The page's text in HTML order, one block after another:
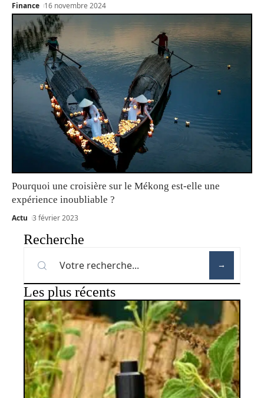
Finance 16 novembre 2024
Pourquoi une croisière sur le Mékong est-elle une
expérience inoubliable ?
Actu 3 février 2023
Recherche
Les plus récents